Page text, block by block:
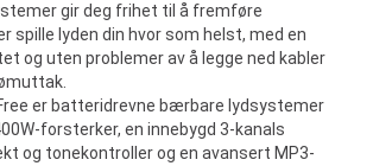
gir deg frihet til å fremføre
spille lyden din hvor som helst, med en
og uten problemer av å legge ned kabler
er batteridrevne bærbare lydsystemer
forsterker, en innebygd 3-kanals
og tonekontroller og en avansert MP3-